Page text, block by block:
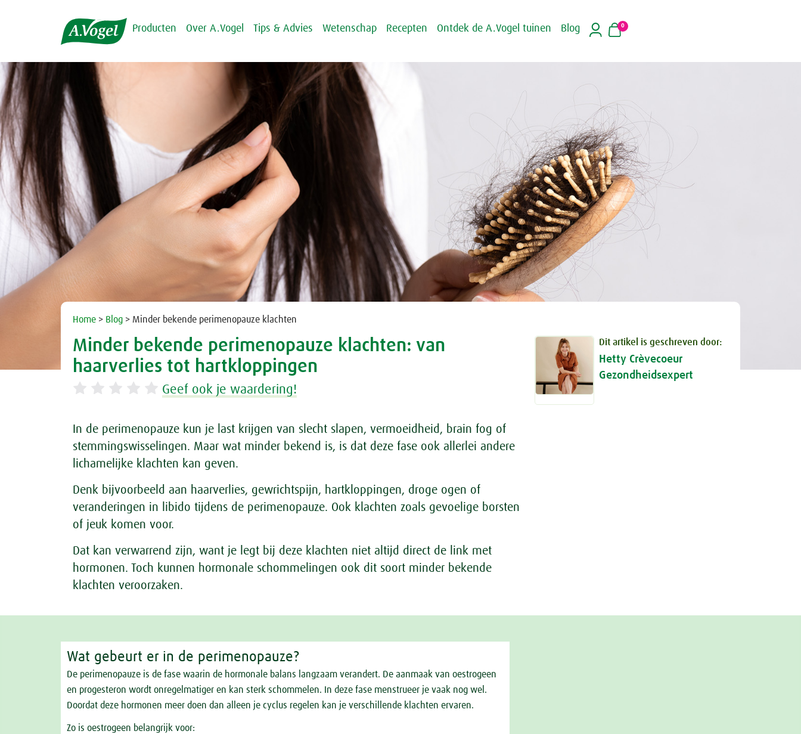
Producten Over A.Vogel Tips & Advies Wetenschap Recepten Ontdek de A.Vogel tuinen Blog 0
Home > Blog > Minder bekende perimenopauze klachten
Minder bekende perimenopauze klachten: van
haarverlies tot hartkloppingen
Geef ook je waardering!
In de perimenopauze kun je last krijgen van slecht slapen, vermoeidheid, brain fog of
stemmingswisselingen. Maar wat minder bekend is, is dat deze fase ook allerlei andere
lichamelijke klachten kan geven.
Denk bijvoorbeeld aan haarverlies, gewrichtspijn, hartkloppingen, droge ogen of
veranderingen in libido tijdens de perimenopauze. Ook klachten zoals gevoelige borsten
of jeuk komen voor.
Dat kan verwarrend zijn, want je legt bij deze klachten niet altijd direct de link met
hormonen. Toch kunnen hormonale schommelingen ook dit soort minder bekende
klachten veroorzaken.
Dit artikel is geschreven door:
Hetty Crèvecoeur
Gezondheidsexpert
Wat gebeurt er in de perimenopauze?
De perimenopauze is de fase waarin de hormonale balans langzaam verandert. De aanmaak van oestrogeen
en progesteron wordt onregelmatiger en kan sterk schommelen. In deze fase menstrueer je vaak nog wel.
Doordat deze hormonen meer doen dan alleen je cyclus regelen kan je verschillende klachten ervaren.
Zo is oestrogeen belangrijk voor: